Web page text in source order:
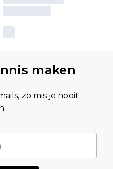
maken
zo mis je nooit